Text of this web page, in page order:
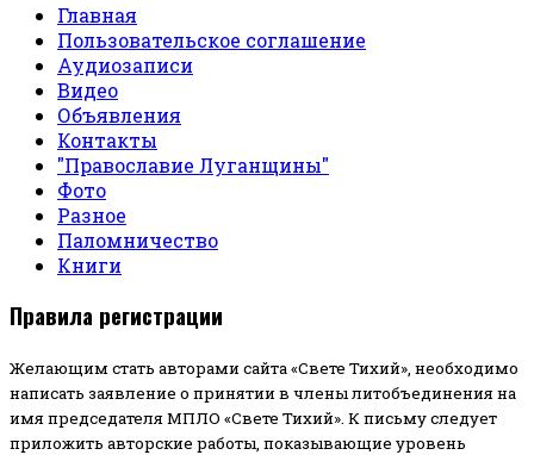
Главная
Пользовательское соглашение
Аудиозаписи
Видео
Объявления
Контакты
"Православие Луганщины"
Фото
Разное
Паломничество
Книги
Правила регистрации
Желающим стать авторами сайта «Свете Тихий», необходимо
написать заявление о принятии в члены литобъединения на
имя председателя МПЛО «Свете Тихий». К письму следует
приложить авторские работы, показывающие уровень